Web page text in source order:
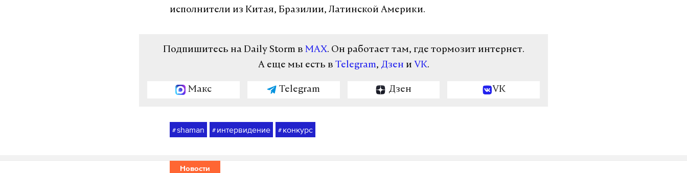
исполнители из Китая, Бразилии, Латинской Америки.
Подпишитесь на Daily Storm в MAX. Он работает там, где тормозит интернет.
А еще мы есть в Telegram, Дзен и VK.
Макс Telegram Дзен VK
#shaman # интервидение # конкурс
Новости